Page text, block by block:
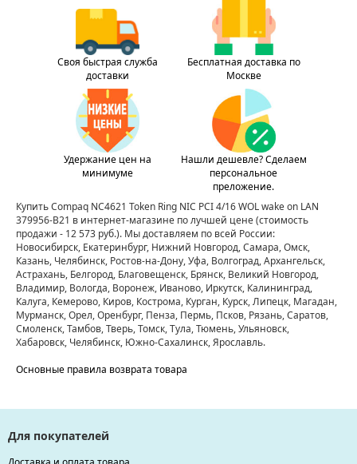
Своя быстрая служба
доставки
Бесплатная доставка по
Москве
Удержание цен на
минимуме
Нашли дешевле? Сделаем
персональное
преложение.
Купить Compaq NC4621 Token Ring NIC PCI 4/16 WOL wake on LAN
379956-B21 в интернет-магазине по лучшей цене(стоимость
продажи - 12 573 руб.). Мы доставляем по всей России:
Новосибирск, Екатеринбург, Нижний Новгород, Самара, Омск,
Казань, Челябинск, Ростов-на-Дону, Уфа, Волгоград, Архангельск,
Астрахань, Белгород, Благовещенск, Брянск, Великий Новгород,
Владимир, Вологда, Воронеж, Иваново, Иркутск, Калининград,
Калуга, Кемерово, Киров, Кострома, Курган, Курск, Липецк, Магадан,
Мурманск, Орел, Оренбург, Пенза, Пермь, Псков, Рязань, Саратов,
Смоленск, Тамбов, Тверь, Томск, Тула, Тюмень, Ульяновск,
Хабаровск, Челябинск, Южно-Сахалинск, Ярославль.
Основные правила возврата товара
Для покупателей